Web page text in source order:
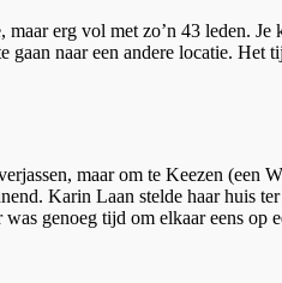
erg vol met zo’n 43 leden.
gaan naar een andere locatie.
maar om te Keezen (een
Karin Laan stelde haar huis
was genoeg tijd om elkaar eens op